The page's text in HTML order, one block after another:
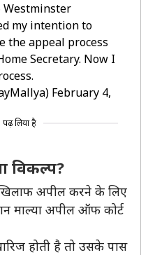
Westminster
my intention to
the appeal process
Secretary. Now I
February 4,
पढ़ लिया है
विकल्प?
अपील करने के लिए
माल्या अपील ऑफ कोर्ट
होती है तो उसके पास